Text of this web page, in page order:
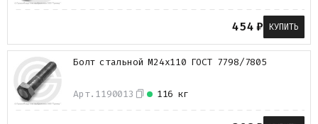
454₽ КУПИТЬ
Арт. 1190013 116 кг
Болт стальной М24х110 ГОСТ 7798/7805